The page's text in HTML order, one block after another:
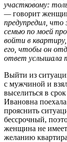
участковому:
—говорит
предупредил,
семью по моей
войти в квартиру,
его, чтобы он
ответ услышала
Выйти из
с мужчиной и
выселиться в
Ивановна
прояснить
бессрочный,
женщина не имеет
желанию